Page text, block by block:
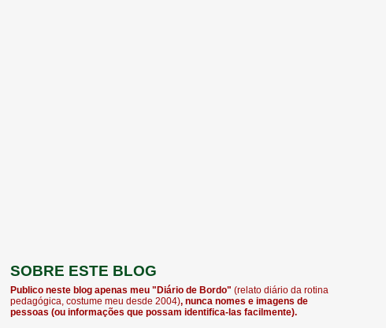
SOBRE ESTE BLOG
Publico neste blog apenas meu "Diário de Bordo" (relato diário da rotina
pedagógica, costume meu desde 2004), nunca nomes e imagens de
pessoas (ou informações que possam identifica-las facilmente).